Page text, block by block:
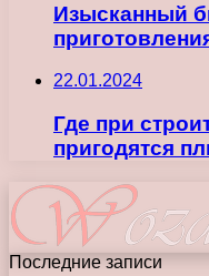
Изысканный
22.01.2024
Где при
пригодятся
Последние записи